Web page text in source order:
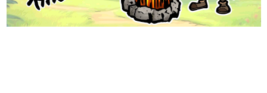
なんでゲームは面白い？
ゲーム開発者・hamatsu氏がゲームの魅力を画面や操作の
具体的な形から解き明かしていく、硬派で骨太な評論連載